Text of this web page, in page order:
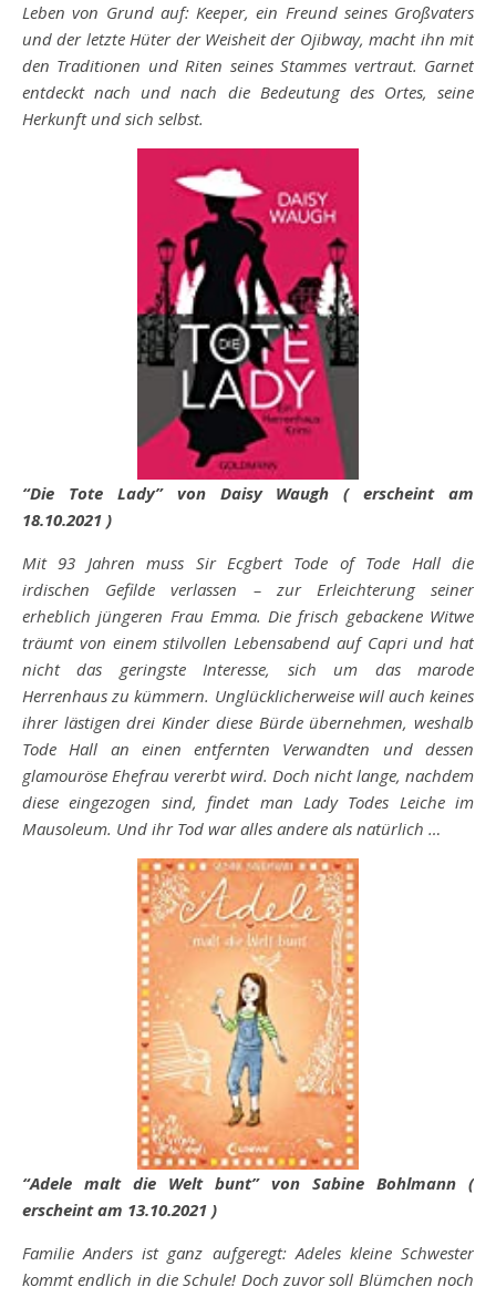
Leben von Grund auf: Keeper, ein Freund seines Großvaters
und der letzte Hüter der Weisheit der Ojibway, macht ihn mit
den Traditionen und Riten seines Stammes vertraut. Garnet
entdeckt nach und nach die Bedeutung des Ortes, seine
Herkunft und sich selbst.
“Die Tote Lady” von Daisy Waugh ( erscheint am
18.10.2021 )
Mit 93 Jahren muss Sir Ecgbert Tode of Tode Hall die
irdischen Gefilde verlassen – zur Erleichterung seiner
erheblich jüngeren Frau Emma. Die frisch gebackene Witwe
träumt von einem stilvollen Lebensabend auf Capri und hat
nicht das geringste Interesse, sich um das marode
Herrenhaus zu kümmern. Unglücklicherweise will auch keines
ihrer lästigen drei Kinder diese Bürde übernehmen, weshalb
Tode Hall an einen entfernten Verwandten und dessen
glamouröse Ehefrau vererbt wird. Doch nicht lange, nachdem
diese eingezogen sind, findet man Lady Todes Leiche im
Mausoleum. Und ihr Tod war alles andere als natürlich …
“Adele malt die Welt bunt” von Sabine Bohlmann (
erscheint am 13.10.2021 )
Familie Anders ist ganz aufgeregt: Adeles kleine Schwester
kommt endlich in die Schule! Doch zuvor soll Blümchen noch